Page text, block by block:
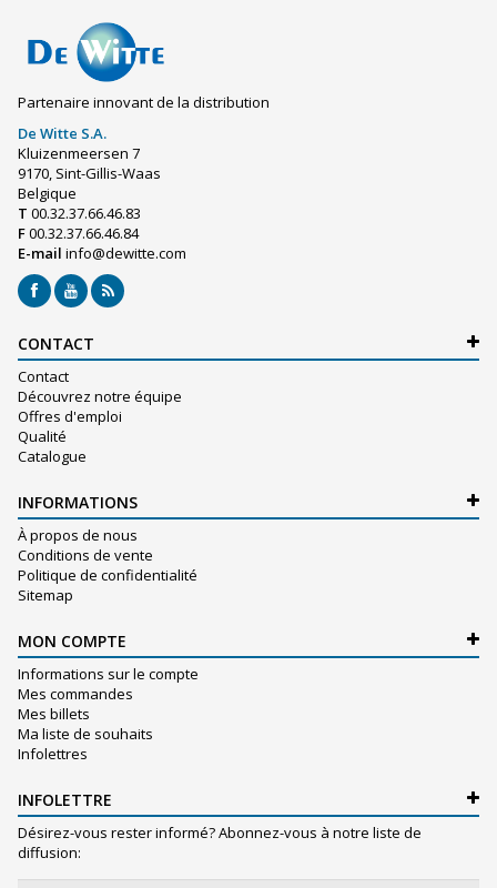
Partenaire innovant de la distribution
De Witte S.A.
Kluizenmeersen 7
9170, Sint-Gillis-Waas
Belgique
T 00.32.37.66.46.83
F00.32.37.66.46.84
E-mail info@dewitte.com
CONTACT
Contact
Découvrez notre équipe
Offres d'emploi
Qualité
Catalogue
INFORMATIONS
À propos de nous
Conditions de vente
Politique de confidentialité
Sitemap
MON COMPTE
Informations sur le compte
Mes commandes
Mes billets
Ma liste de souhaits
Infolettres
INFOLETTRE
Désirez-vous rester informé? Abonnez-vous à notre liste de
diffusion: